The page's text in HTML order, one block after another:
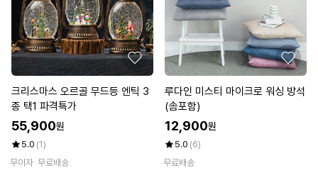
크리스마스 오르골 무드등 엔틱 3
종 택1 파격특가
55,900원
5.0 (1)
무이자 무료배송
루다인 미스티 마이크로 워싱 방석
(솜포함)
12,900원
5.0 (6)
무료배송